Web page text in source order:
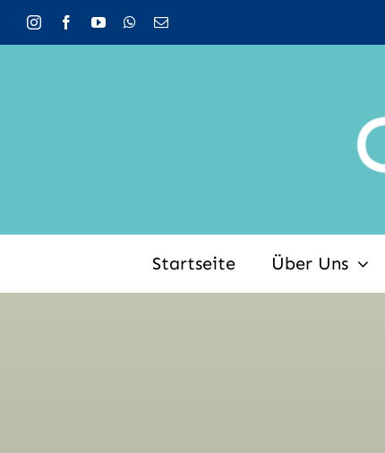
Zum
Inhalt
Startseite Über Uns